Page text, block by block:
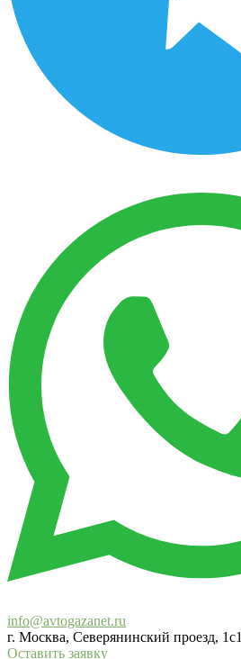
info@avtogazanet.ru
г. Москва, Северянинский проезд, 1с1
Оставить заявку